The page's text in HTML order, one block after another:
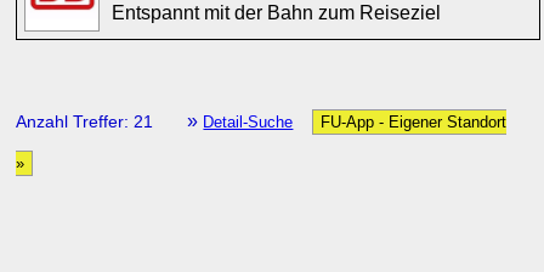
Entspannt mit der Bahn zum Reiseziel
Anzahl Treffer: 21 » Detail-Suche FU-App - Eigener Standort
»